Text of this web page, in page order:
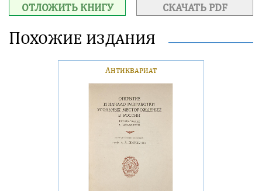
ОТЛОЖИТЬ КНИГУ СКАЧАТЬ PDF
Похожие издания
Антиквариат